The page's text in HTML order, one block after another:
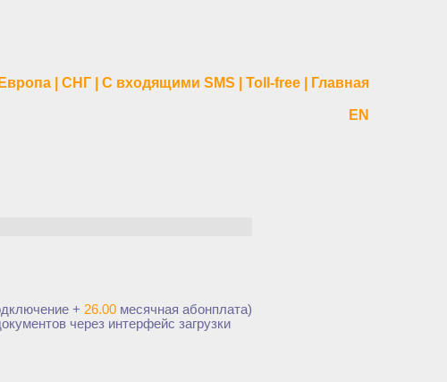
Европа СНГ С входящими SMS Toll-free Главная
EN
+ 26.00 месячная абонплата)
через интерфейс загрузки